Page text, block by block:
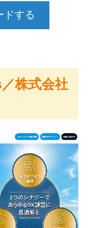
ドする
株式会社